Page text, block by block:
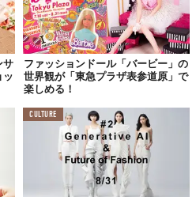
サ
ッ
ファッションドール「バービー」の
世界観が「東急プラザ表参道原」で
楽しめる！
CULTURE